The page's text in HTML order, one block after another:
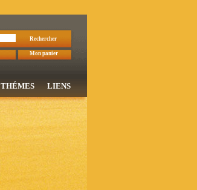
Rechercher
Mon panier
THÉMES LIENS